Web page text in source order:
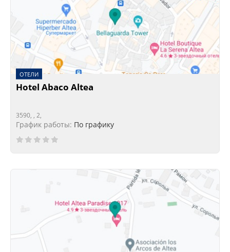
ОТЕЛИ
Hotel Abaco Altea
3590, , 2,
График работы: По графику